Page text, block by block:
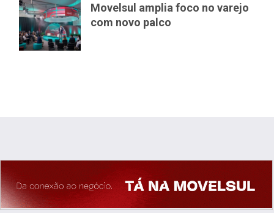
Movelsul amplia foco no varejo
com novo palco